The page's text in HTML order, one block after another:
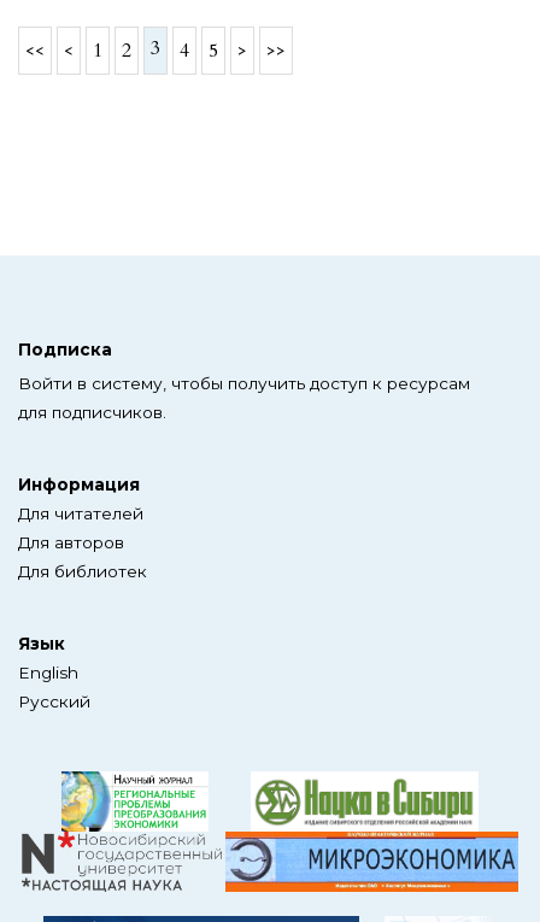
<< < 1 2 3 4 5 > >>
Подписка
Войти в систему, чтобы получить доступ к ресурсам
для подписчиков.
Информация
Для читателей
Для авторов
Для библиотек
Язык
English
Русский